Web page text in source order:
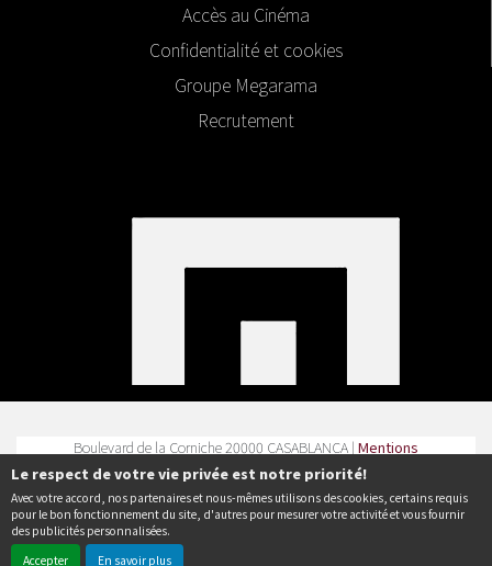
Le respect de votre vie privée est notre priorité!
Avec votre accord, nos partenaires et nous-mêmes utilisons des cookies, certains requis
pour le bon fonctionnement du site, d'autres pour mesurer votre activité et vous fournir
des publicités personnalisées.
Accepter
En savoir plus
Accès au Cinéma
Confidentialité et cookies
Groupe Megarama
Recrutement
Boulevard de la Corniche 20000 CASABLANCA | Mentions
légales| Contact| Tel :
Politique de confidentialité
© Erakys